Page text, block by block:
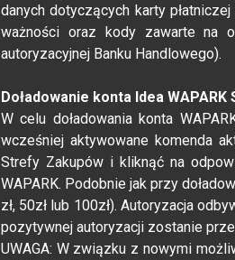
danych dotyczących karty
ważności oraz kody zawarte na
autoryzacyjnej Banku Handlowego).
Doładowanie konta Idea WAPARK
W celu doładowania konta
wcześniej aktywowane komenda
Strefy Zakupów i kliknąć na
WAPARK. Podobnie jak przy
zł, 50zł lub 100zł). Autoryzacja
pozytywnej autoryzacji zostanie
UWAGA: W związku z nowymi